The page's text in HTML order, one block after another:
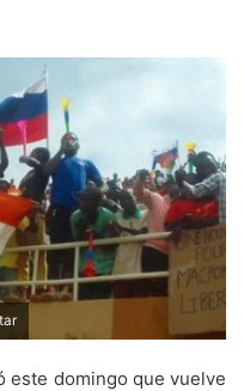
este domingo que vuelve